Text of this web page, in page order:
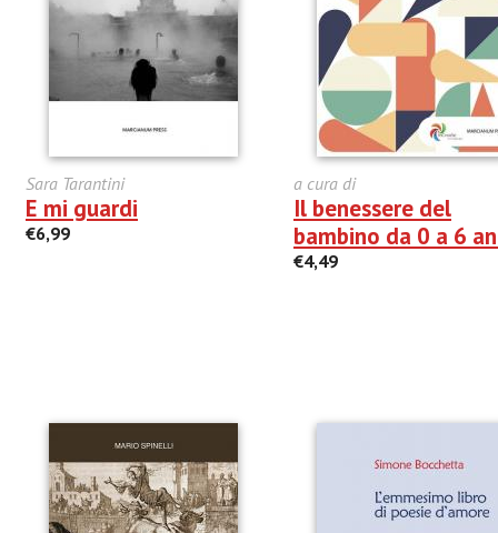
Sara Tarantini
E mi guardi
€6,99
a cura di
Il benessere del
bambino da 0 a 6
€4,49